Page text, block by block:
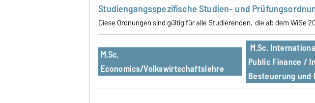
Studiengangsspezifische Studien- und
Diese Ordnungen sind gültig für alle Studierenden, die ab dem
M.Sc.
Economics/Volkswirtschaftslehre
M.Sc.
Public Finance /
Besteuerung